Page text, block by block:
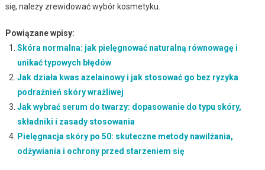
się, należy zrewidować wybór kosmetyku.
Powiązane wpisy:
Skóra normalna: jak pielęgnować naturalną równowagę i
unikać typowych błędów
Jak działa kwas azelainowy i jak stosować go bez ryzyka
podrażnień skóry wrażliwej
Jak wybrać serum do twarzy: dopasowanie do typu skóry,
składniki i zasady stosowania
Pielęgnacja skóry po 50: skuteczne metody nawilżania,
odżywiania i ochrony przed starzeniem się